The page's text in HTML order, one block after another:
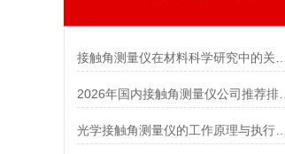
2026年国内接触角测量仪公司推荐排行榜-山东霍尔德电子
光学接触角测量仪的工作原理与执行标准 霍尔德电子